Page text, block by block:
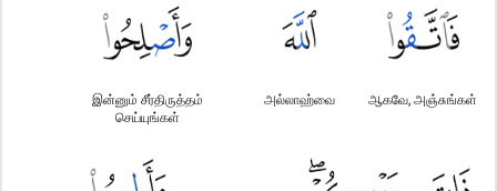
ஆகவே, அஞ்சுங்கள்
அல்லாஹ்வை
இன்னும் சீர்திருத்தம்
செய்யுங்கள்